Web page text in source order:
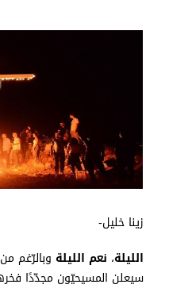
زينا خليل-
الليلة، نعم الليلة وبالرّغم
سيعلن المسيحيّون مجدّدًا